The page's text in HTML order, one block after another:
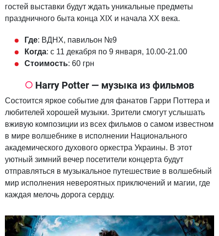
гостей выставки будут ждать уникальные предметы
праздничного быта конца ХIX и начала ХХ века.
Где: ВДНХ, павильон №9
Когда: с 11 декабря по 9 января, 10.00-21.00
Стоимость: 60 грн
Harry Potter — музыка из фильмов
Состоится яркое событие для фанатов Гарри Поттера и
любителей хорошей музыки. Зрители смогут услышать
вживую композиции из всех фильмов о самом известном
в мире волшебнике в исполнении Национального
академического духового оркестра Украины. В этот
уютный зимний вечер посетители концерта будут
отправляться в музыкальное путешествие в волшебный
мир исполнения невероятных приключений и магии, где
каждая мелочь дорога сердцу.